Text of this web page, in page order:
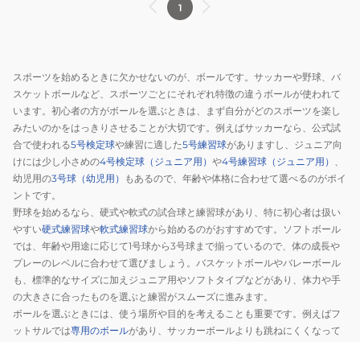
ア
カ
エ
ム
練
習
球
M40021
自
主
練
ス
ア
カ
エ
ム
公
認
球
M30021
自
主
練
1
スポーツを始めるときに欠かせないのが、ボールです。サッカーや野球、バ
スケットボールなど、スポーツごとにそれぞれ特徴の違うボールが使われて
います。初心者の方がボールを選ぶときは、まず自分がどのスポーツを楽し
みたいのかをはっきりさせることが大切です。例えばサッカーなら、公式試
合で使われる5号検定球や練習に適した5号練習球がありますし、ジュニア向
けには少し小さめの4号検定球（ジュニア用） や4号練習球（ジュニア用） 、
幼児用の3号球（幼児用） もあるので、年齢や体格に合わせて選べるのがポイ
ントです。
野球を始めるなら、硬式や軟式の試合球と練習球があり、特に初心者は扱い
やすい硬式練習球や軟式練習球から始めるのがおすすめです。ソフトボール
では、年齢や用途に応じて1号球から3号球まで揃っているので、体の成長や
プレーのレベルに合わせて選びましょう。バスケットボールやバレーボール
も、標準的なサイズに加えジュニア用やソフトタイプなどがあり、体力や手
の大きさに合ったものを選ぶと練習がスムーズに進みます。
ボールを選ぶときには、使う場所や目的を考えることも重要です。例えばフ
ットサルでは専用のボールがあり、サッカーボールよりも跳ねにくくなって